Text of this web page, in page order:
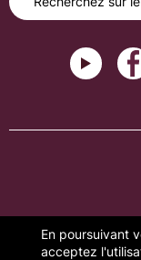
En poursuivant
acceptez